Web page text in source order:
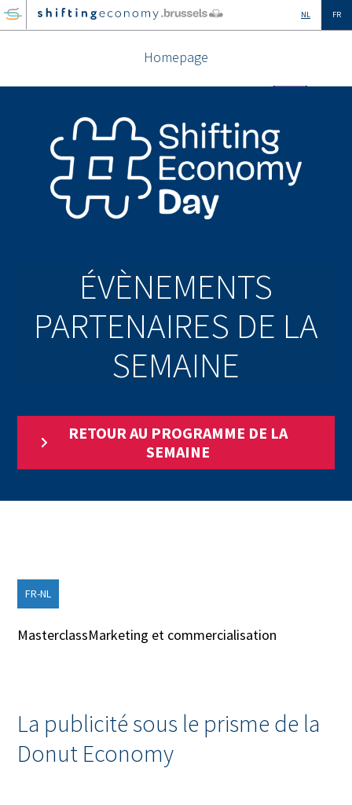
GO
TO
NL FR
Homepage
ÉVÈNEMENTS
PARTENAIRES DE LA
SEMAINE
RETOUR AU PROGRAMME DE LA
SEMAINE
FR-NL
MasterclassMarketing et commercialisation
La publicité sous le prisme de la
Donut Economy